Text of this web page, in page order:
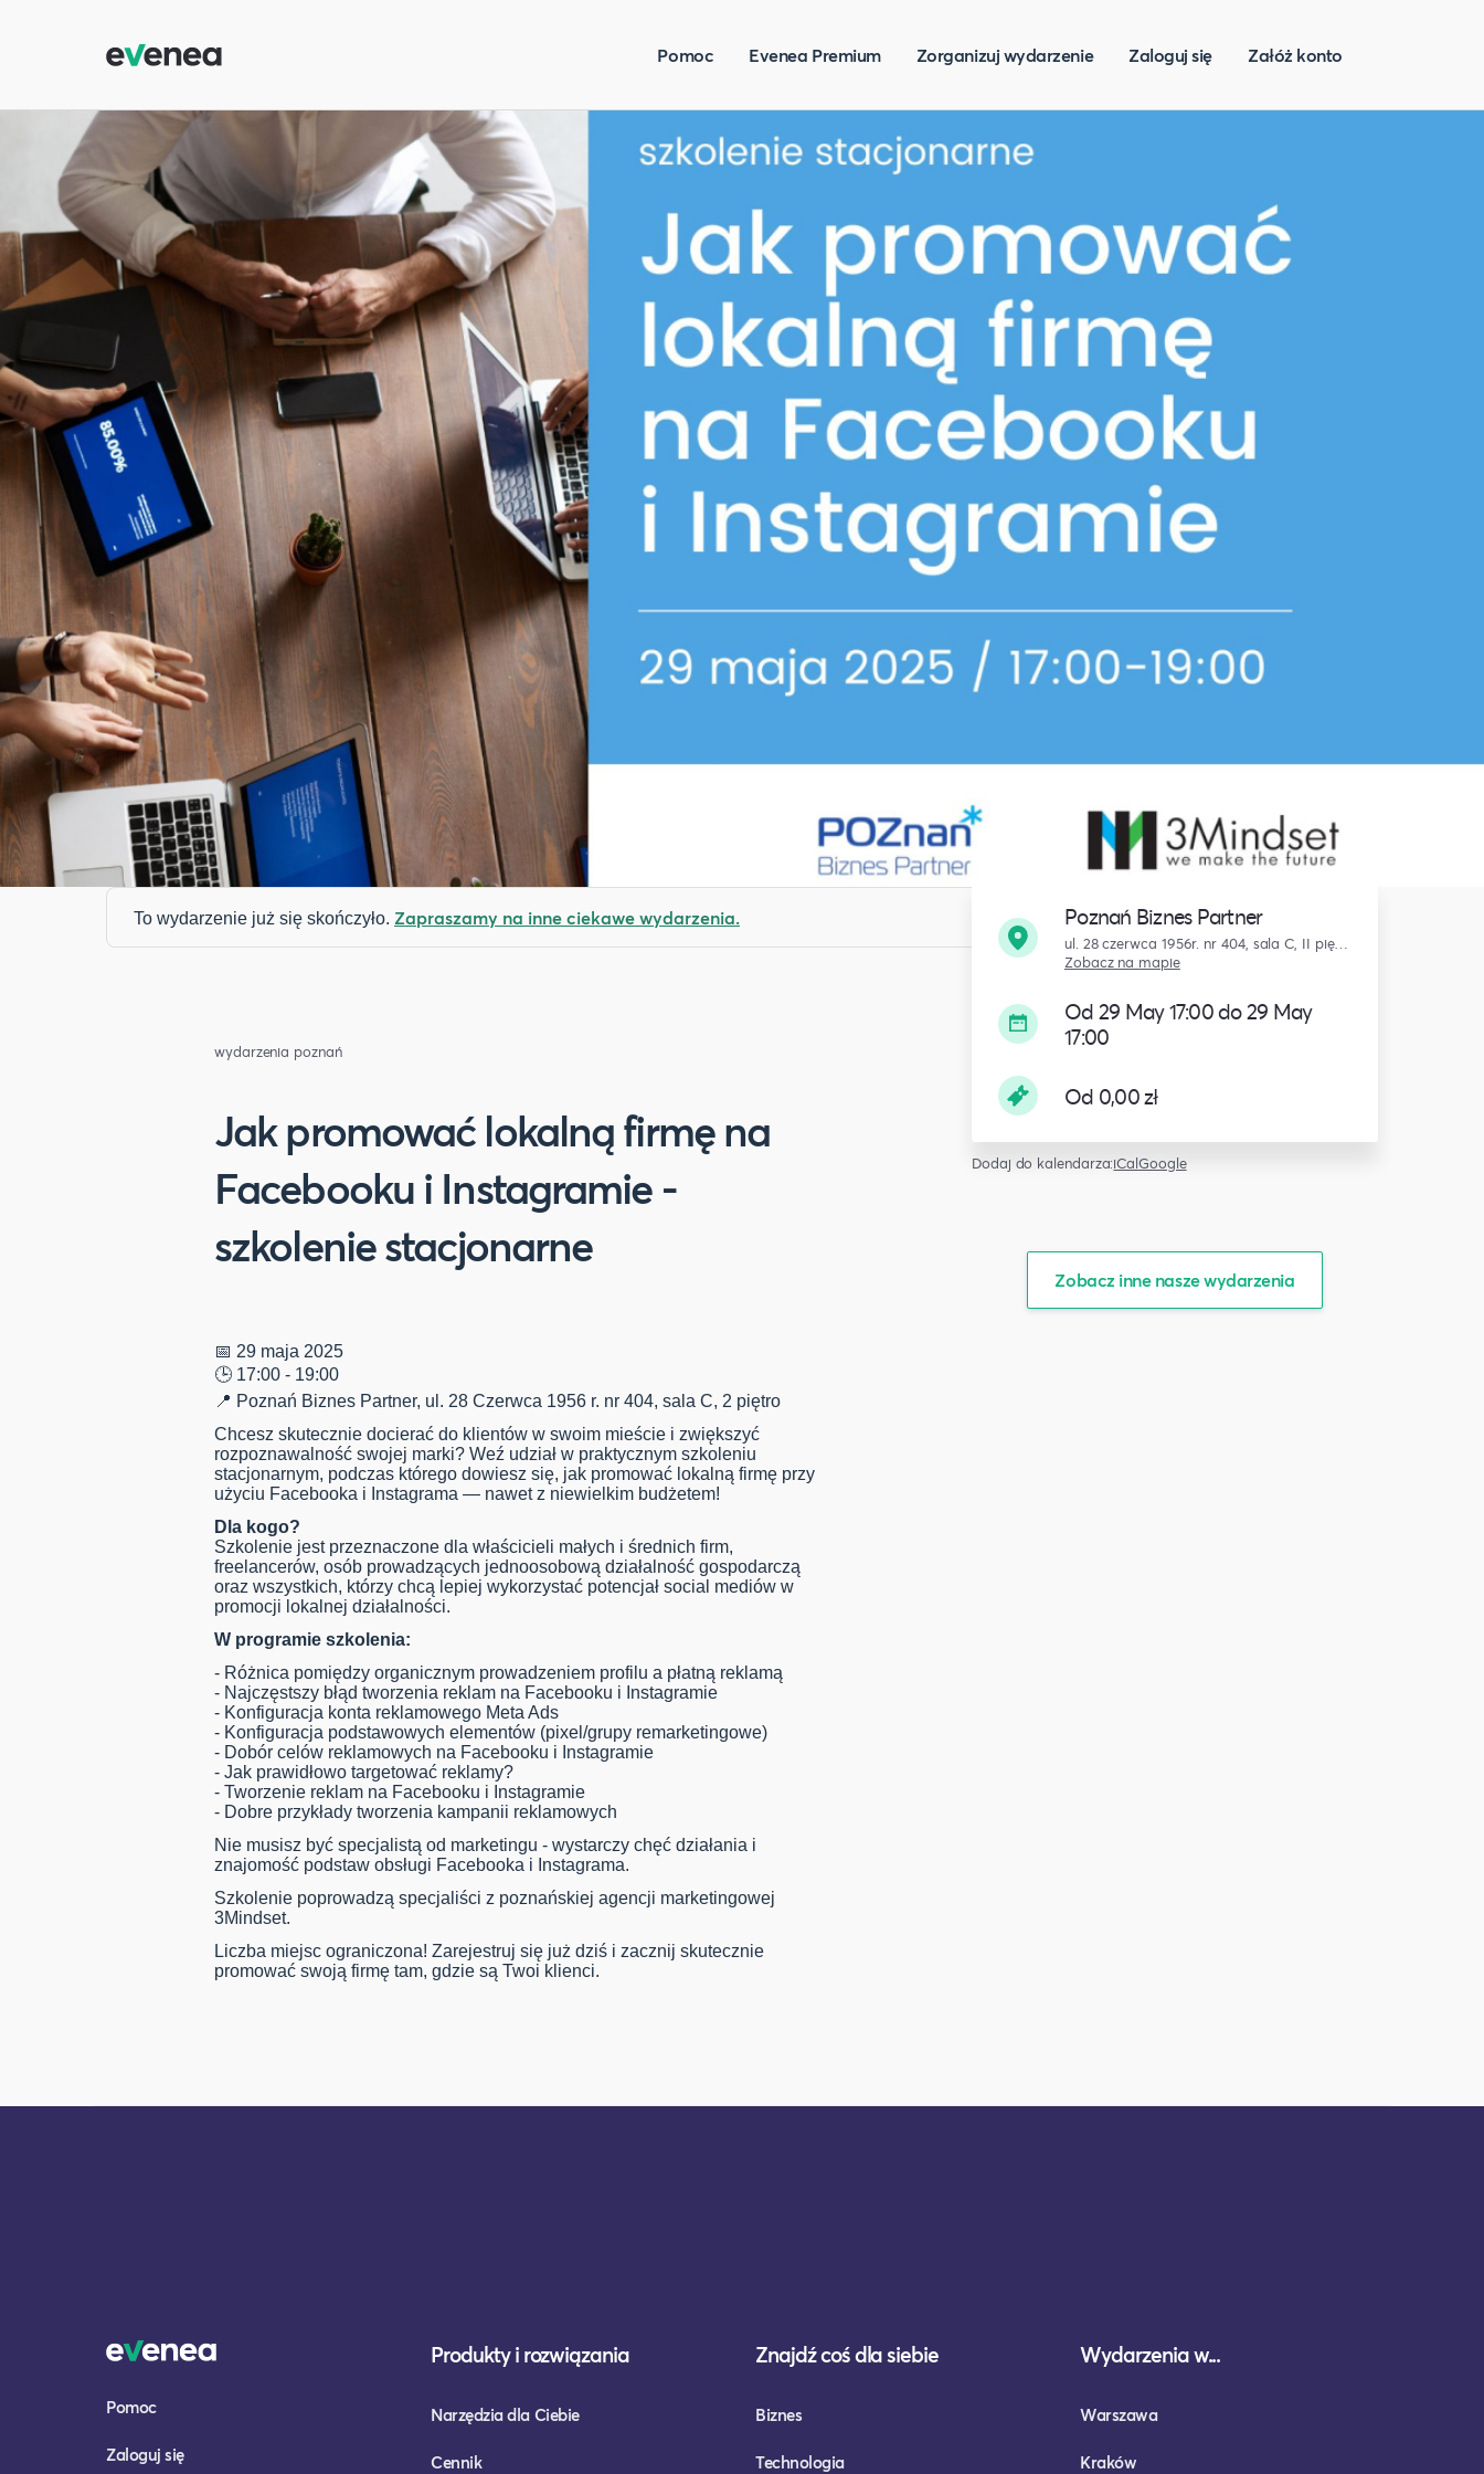
Pomoc Evenea Premium Zorganizuj wydarzenie Zaloguj się Załóż konto
To wydarzenie już się skończyło. Zapraszamy na inne ciekawe wydarzenia.
wydarzenia poznań
Jak promować lokalną firmę na
Facebooku i Instagramie -
szkolenie stacjonarne
📅 29 maja 2025
🕒 17:00 - 19:00
📍 Poznań Biznes Partner, ul. 28 Czerwca 1956 r. nr 404, sala C, 2 piętro
Chcesz skutecznie docierać do klientów w swoim mieście i zwiększyć
rozpoznawalność swojej marki? Weź udział w praktycznym szkoleniu
stacjonarnym, podczas którego dowiesz się, jak promować lokalną firmę przy
użyciu Facebooka i Instagrama — nawet z niewielkim budżetem!
Dla kogo?
Szkolenie jest przeznaczone dla właścicieli małych i średnich firm,
freelancerów, osób prowadzących jednoosobową działalność gospodarczą
oraz wszystkich, którzy chcą lepiej wykorzystać potencjał social mediów w
promocji lokalnej działalności.
W programie szkolenia:
- Różnica pomiędzy organicznym prowadzeniem profilu a płatną reklamą
- Najczęstszy błąd tworzenia reklam na Facebooku i Instagramie
- Konfiguracja konta reklamowego Meta Ads
- Konfiguracja podstawowych elementów (pixel/grupy remarketingowe)
- Dobór celów reklamowych na Facebooku i Instagramie
- Jak prawidłowo targetować reklamy?
- Tworzenie reklam na Facebooku i Instagramie
- Dobre przykłady tworzenia kampanii reklamowych
Nie musisz być specjalistą od marketingu - wystarczy chęć działania i
znajomość podstaw obsługi Facebooka i Instagrama.
Szkolenie poprowadzą specjaliści z poznańskiej agencji marketingowej
3Mindset.
Liczba miejsc ograniczona! Zarejestruj się już dziś i zacznij skutecznie
promować swoją firmę tam, gdzie są Twoi klienci.
Poznań Biznes Partner
ul. 28 czerwca 1956r. nr 404, sala C, II piętro, Poznań
Zobacz na mapie
Od 29 May 17:00 do 29 May
17:00
Od 0,00 zł
Dodaj do kalendarza:iCalGoogle
Zobacz inne nasze wydarzenia
Pomoc
Zaloguj się
Produkty i rozwiązania
Narzędzia dla Ciebie
Cennik
Znajdź coś dla siebie
Biznes
Technologia
Wydarzenia w...
Warszawa
Kraków